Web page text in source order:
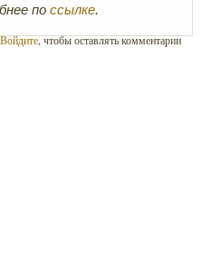
по ссылке.
Войдите, чтобы оставлять комментарии